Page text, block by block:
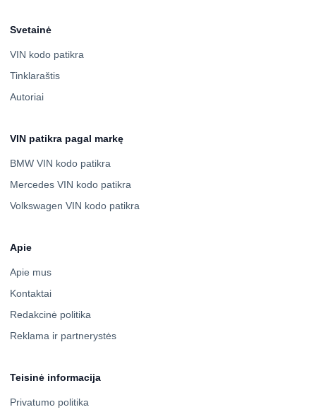
Svetainė
VIN kodo patikra
Tinklaraštis
Autoriai
VIN patikra pagal markę
BMW VIN kodo patikra
Mercedes VIN kodo patikra
Volkswagen VIN kodo patikra
Apie
Apie mus
Kontaktai
Redakcinė politika
Reklama ir partnerystės
Teisinė informacija
Privatumo politika